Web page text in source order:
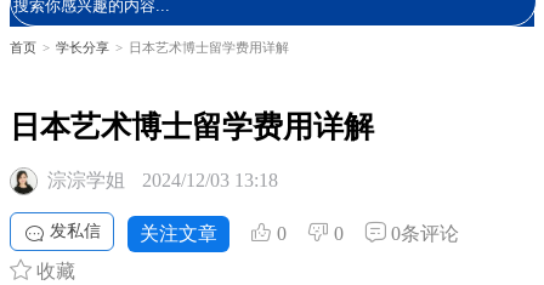
首页 > 学长分享 > 日本艺术博士留学费用详解
日本艺术博士留学费用详解
淙淙学姐 2024/12/03 13:18
发私信 关注文章 0 0
0条评论
收藏